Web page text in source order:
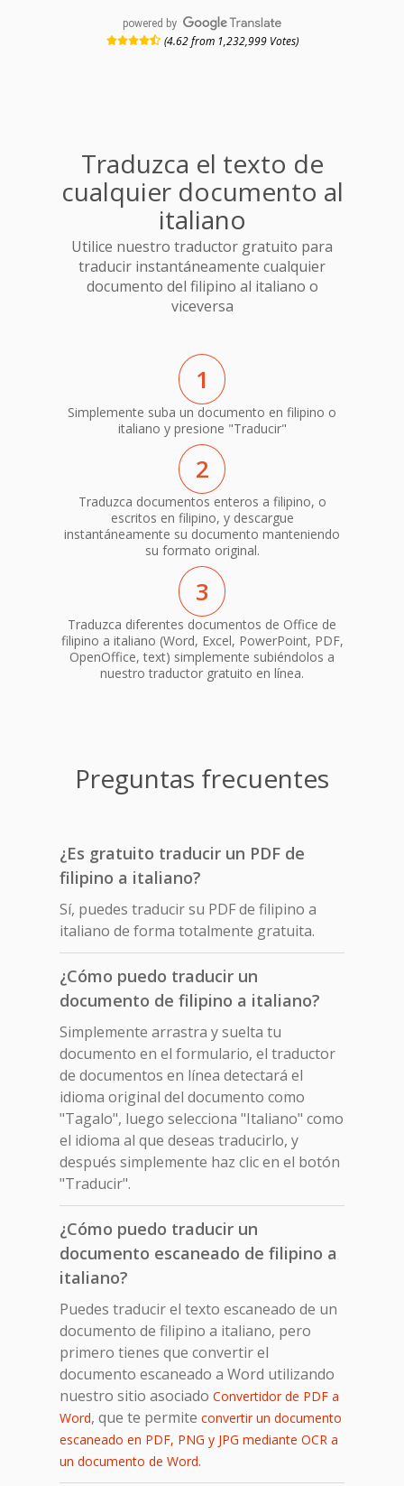
powered by
(4.62 from 1,232,999 Votes)
Traduzca el texto de
cualquier documento al
italiano
Utilice nuestro traductor gratuito para
traducir instantáneamente cualquier
documento del filipino al italiano o
viceversa
1
Simplemente suba un documento en filipino o
italiano y presione "Traducir"
2
Traduzca documentos enteros a filipino, o
escritos en filipino, y descargue
instantáneamente su documento manteniendo
su formato original.
3
Traduzca diferentes documentos de Office de
filipino a italiano (Word, Excel, PowerPoint, PDF,
OpenOffice, text) simplemente subiéndolos a
nuestro traductor gratuito en línea.
Preguntas frecuentes
¿Es gratuito traducir un PDF de
filipino a italiano?
Sí, puedes traducir su PDF de filipino a
italiano de forma totalmente gratuita.
¿Cómo puedo traducir un
documento de filipino a italiano?
Simplemente arrastra y suelta tu
documento en el formulario, el traductor
de documentos en línea detectará el
idioma original del documento como
"Tagalo", luego selecciona "Italiano" como
el idioma al que deseas traducirlo, y
después simplemente haz clic en el botón
"Traducir".
¿Cómo puedo traducir un
documento escaneado de filipino a
italiano?
Puedes traducir el texto escaneado de un
documento de filipino a italiano, pero
primero tienes que convertir el
documento escaneado a Word utilizando
nuestro sitio asociado Convertidor de PDF a
Word, que te permite convertir un documento
escaneado en PDF, PNG y JPG mediante OCR a
un documento de Word.